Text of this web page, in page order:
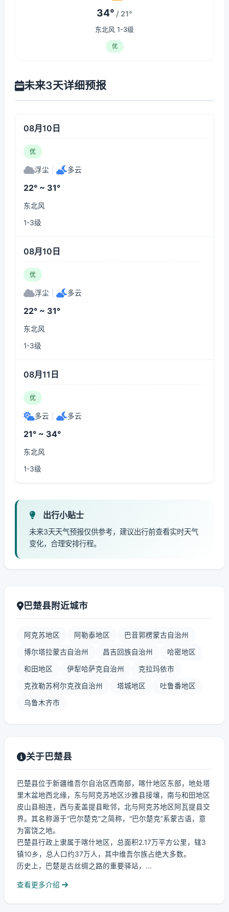
34° / 21°
东北风 1-3级
优
未来3天详细预报
08月10日
优
浮尘 多云
22° ~ 31°
东北风
1-3级
08月10日
优
浮尘 多云
22° ~ 31°
东北风
1-3级
08月11日
优
多云 多云
21° ~ 34°
东北风
1-3级
出行小贴士
未来3天天气预报仅供参考，建议出行前查看实时天气
变化，合理安排行程。
巴楚县附近城市
阿克苏地区 阿勒泰地区 巴音郭楞蒙古自治州
博尔塔拉蒙古自治州 昌吉回族自治州 哈密地区
和田地区 伊犁哈萨克自治州 克拉玛依市
克孜勒苏柯尔克孜自治州 塔城地区 吐鲁番地区
乌鲁木齐市
关于巴楚县
巴楚县位于新疆维吾尔自治区西南部，喀什地区东部，地处塔
里木盆地西北缘，东与阿克苏地区沙雅县接壤，南与和田地区
皮山县相连，西与麦盖提县毗邻，北与阿克苏地区阿瓦提县交
界。其名称源于“巴尔楚克”之简称，“巴尔楚克”系蒙古语，意
为富饶之地。
巴楚县行政上隶属于喀什地区，总面积2.17万平方公里，辖3
镇10乡，总人口约37万人，其中维吾尔族占绝大多数。
历史上，巴楚是古丝绸之路的重要驿站，...
查看更多介绍